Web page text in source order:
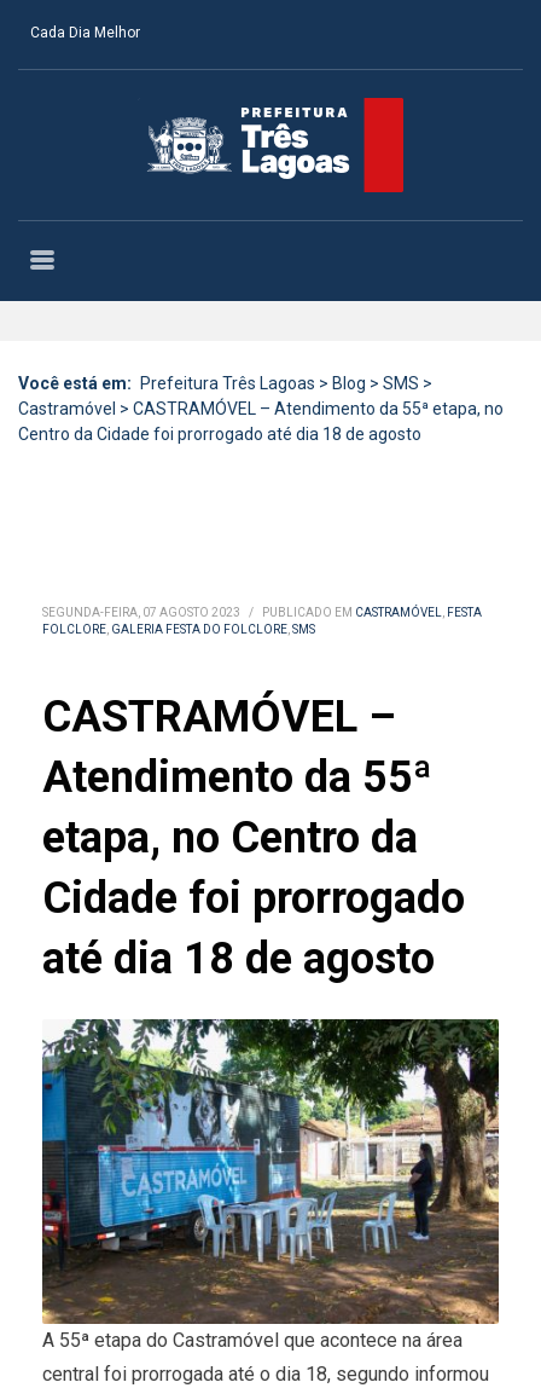
Cada Dia Melhor
Você está em: Prefeitura Três Lagoas > Blog > SMS >
Castramóvel > CASTRAMÓVEL – Atendimento da 55ª etapa, no
Centro da Cidade foi prorrogado até dia 18 de agosto
SEGUNDA-FEIRA, 07 AGOSTO 2023 / PUBLICADO EM CASTRAMÓVEL, FESTA
FOLCLORE, GALERIA FESTA DO FOLCLORE,SMS
CASTRAMÓVEL –
Atendimento da 55ª
etapa, no Centro da
Cidade foi prorrogado
até dia 18 de agosto
A 55ª etapa do Castramóvel que acontece na área
central foi prorrogada até o dia 18, segundo informou